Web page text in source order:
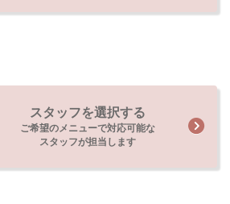
スタッフを選択する
ご希望のメニューで対応可能な
スタッフが担当します